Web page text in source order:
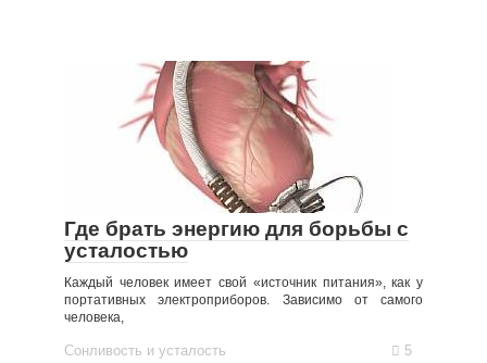
Где брать энергию для борьбы с
усталостью
Каждый человек имеет свой «источник питания», как у
портативных электроприборов. Зависимо от самого
человека,
Сонливость и усталость 5